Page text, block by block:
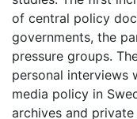
of central policy
governments, the
pressure groups.
personal interviews
media policy in
archives and